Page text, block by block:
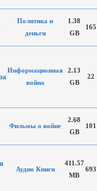
Политика и
деньги
1.38
GB
165
Информационная
война
2.13
GB
22
Фильмы о войне
2.68
GB
101
Аудио Книги
411.57
MB
693